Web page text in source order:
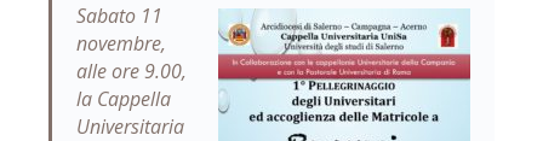
Sabato 11
novembre,
alle ore 9.00,
la Cappella
Universitaria